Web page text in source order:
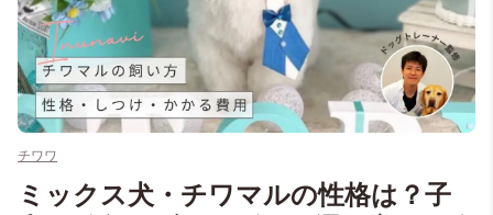
チワワ
ミックス犬・チワマルの性格は？子